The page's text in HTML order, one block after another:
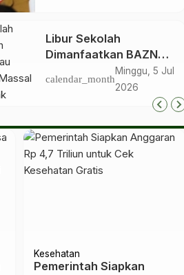
Libur Sekolah
Dimanfaatkan BAZNAS
Berau Gelar Khitan
Massal bagi 350 Anak
calendar_month
Minggu, 5 Jul
2026
Kesehatan
Pemerintah Siapkan